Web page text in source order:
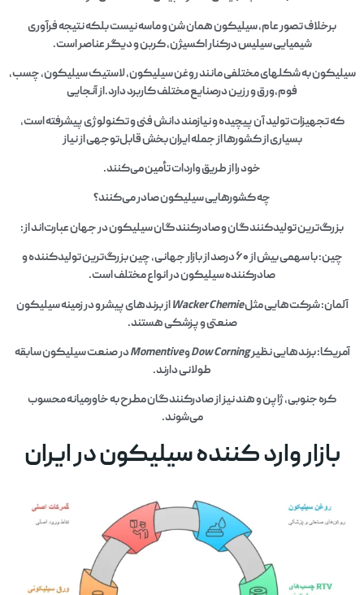
برخلاف تصور عام، سیلیکون همان شن و ماسه نیست بلکه نتیجه فرآوری
شیمیایی سیلیس درکنار اکسیژن، کربن و دیگر عناصر است.
سیلیکون به شکلهای مختلفی مانند روغن سیلیکون، لاستیک سیلیکون، چسب،
فوم،ورق و رزین درصنایع مختلف کاربرد دارد.از آنجایی
که تجهیزات تولید آن پیچیده و نیازمند دانش فنی و تکنولوژی پیشرفته است،
بسیاری از کشورها از جمله ایران بخش قابل‌توجهی از نیاز
خود را از طریق واردات تأمین می‌کنند.
چه کشورهایی سیلیکون صادر می‌کنند؟
بزرگ‌ترین تولیدکنندگان و صادرکنندگان سیلیکون در جهان عبارت‌اند از:
چین: با سهمی بیش از ۶۰ درصد از بازار جهانی، چین بزرگ‌ترین تولیدکننده و
صادرکننده سیلیکون در انواع مختلف است.
آلمان: شرکت‌هایی مثلWacker Chemieاز برندهای پیشرو در زمینه سیلیکون
صنعتی و پزشکی هستند.
آمریکا: برندهایی نظیرDow CorningوMomentiveدر صنعت سیلیکون سابقه
طولانی دارند.
کره جنوبی، ژاپن و هند نیز از صادرکنندگان مطرح به خاورمیانه محسوب
می‌شوند.
بازار وارد کننده سیلیکون در ایران